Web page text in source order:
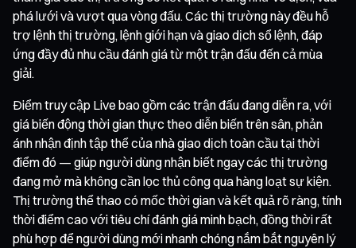
phá lưới và vượt qua vòng đấu. Các thị trường này đều hỗ
trợ lệnh thị trường, lệnh giới hạn và giao dịch sổ lệnh, đáp
ứng đầy đủ nhu cầu đánh giá từ một trận đấu đến cả mùa
giải.
Điểm truy cập Live bao gồm các trận đấu đang diễn ra, với
giá biến động thời gian thực theo diễn biến trên sân, phản
ánh nhận định tập thể của nhà giao dịch toàn cầu tại thời
điểm đó — giúp người dùng nhận biết ngay các thị trường
đang mở mà không cần lọc thủ công qua hàng loạt sự kiện.
Thị trường thể thao có mốc thời gian và kết quả rõ ràng, tính
thời điểm cao với tiêu chí đánh giá minh bạch, đồng thời rất
phù hợp để người dùng mới nhanh chóng nắm bắt nguyên lý